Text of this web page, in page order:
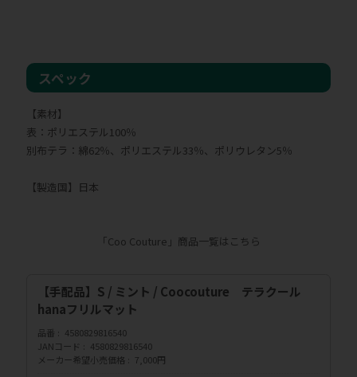
スペック
【素材】
表：ポリエステル100％
別布テラ：綿62％、ポリエステル33％、ポリウレタン5％
【製造国】日本
「Coo Couture」商品一覧はこちら
【手配品】S / ミント / Coocouture テラクール
hanaフリルマット
品番
4580829816540
JANコード
4580829816540
メーカー希望小売価格
7,000円